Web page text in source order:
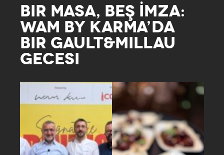
BIR MASA, BEŞ İMZA:
WAM BY KARMA’DA
BIR GAULT&MILLAU
GECESI